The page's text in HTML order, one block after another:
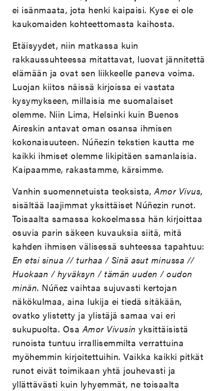
ei isänmaata, jota henki kaipaisi. Kyse ei ole
kaukomaiden kohteettomasta kaihosta.
Etäisyydet, niin matkassa kuin
rakkaussuhteessa mitattavat, luovat jännitettä
elämään ja ovat sen liikkeelle paneva voima.
Luojan kiitos näissä kirjoissa ei vastata
kysymykseen, millaisia me suomalaiset
olemme. Niin Lima, Helsinki kuin Buenos
Aireskin antavat oman osansa ihmisen
kokonaisuuteen. Núñezin tekstien kautta me
kaikki ihmiset olemme likipitäen samanlaisia.
Kaipaamme, rakastamme, kärsimme.
Vanhin suomennetuista teoksista,Amor Vivus,
sisältää laajimmat yksittäiset Núñezin runot.
Toisaalta samassa kokoelmassa hän kirjoittaa
osuvia parin säkeen kuvauksia siitä, mitä
kahden ihmisen välisessä suhteessa tapahtuu:
En etsi sinua // turhaa / Sinä asut minussa //
Huokaan / hyväksyn / tämän uuden / oudon
minän. Núñez vaihtaa sujuvasti kertojan
näkökulmaa, aina lukija ei tiedä sitäkään,
ovatko ylistetty ja ylistäjä samaa vai eri
sukupuolta. OsaAmor Vivusin yksittäisistä
runoista tuntuu irrallisemmilta verrattuina
myöhemmin kirjoitettuihin. Vaikka kaikki pitkät
runot eivät toimikaan yhtä jouhevasti ja
yllättävästi kuin lyhyemmät, ne toisaalta